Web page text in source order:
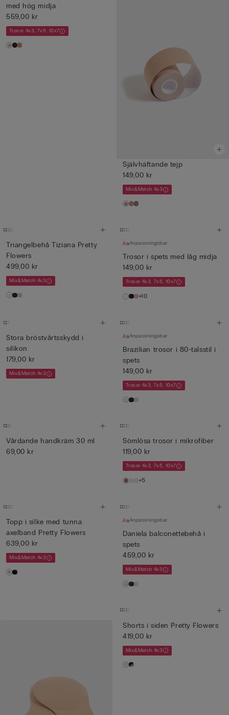
med hög midja
559,00 kr
Trosor 4x3, 7x5, 10x7
Självhäftande tejp
149,00 kr
Mix&Match 4x3
Triangelbehå Tiziana Pretty
Flowers
499,00 kr
Mix&Match 4x3
Anpassningsbar
Trosor i spets med låg midja
149,00 kr
Trosor 4x3, 7x5, 10x7
+10
Stora bröstvårtsskydd i
silikon
179,00 kr
Mix&Match 4x3
Anpassningsbar
Brazilian trosor i 80-talsstil i
spets
149,00 kr
Trosor 4x3, 7x5, 10x7
Vårdande handkräm 30 ml
69,00 kr
Sömlösa trosor i mikrofiber
119,00 kr
Trosor 4x3, 7x5, 10x7
+5
Topp i silke med tunna
axelband Pretty Flowers
639,00 kr
Mix&Match 4x3
Anpassningsbar
Daniela balconettebehå i
spets
459,00 kr
Mix&Match 4x3
Shorts i siden Pretty Flowers
419,00 kr
Mix&Match 4x3